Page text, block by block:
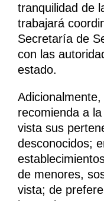
tranquilidad de
trabajará
Secretaría de
con las
estado.
recomienda a
vista sus
desconocidos;
de menores,
vista; de